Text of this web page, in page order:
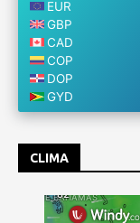
CLIMA